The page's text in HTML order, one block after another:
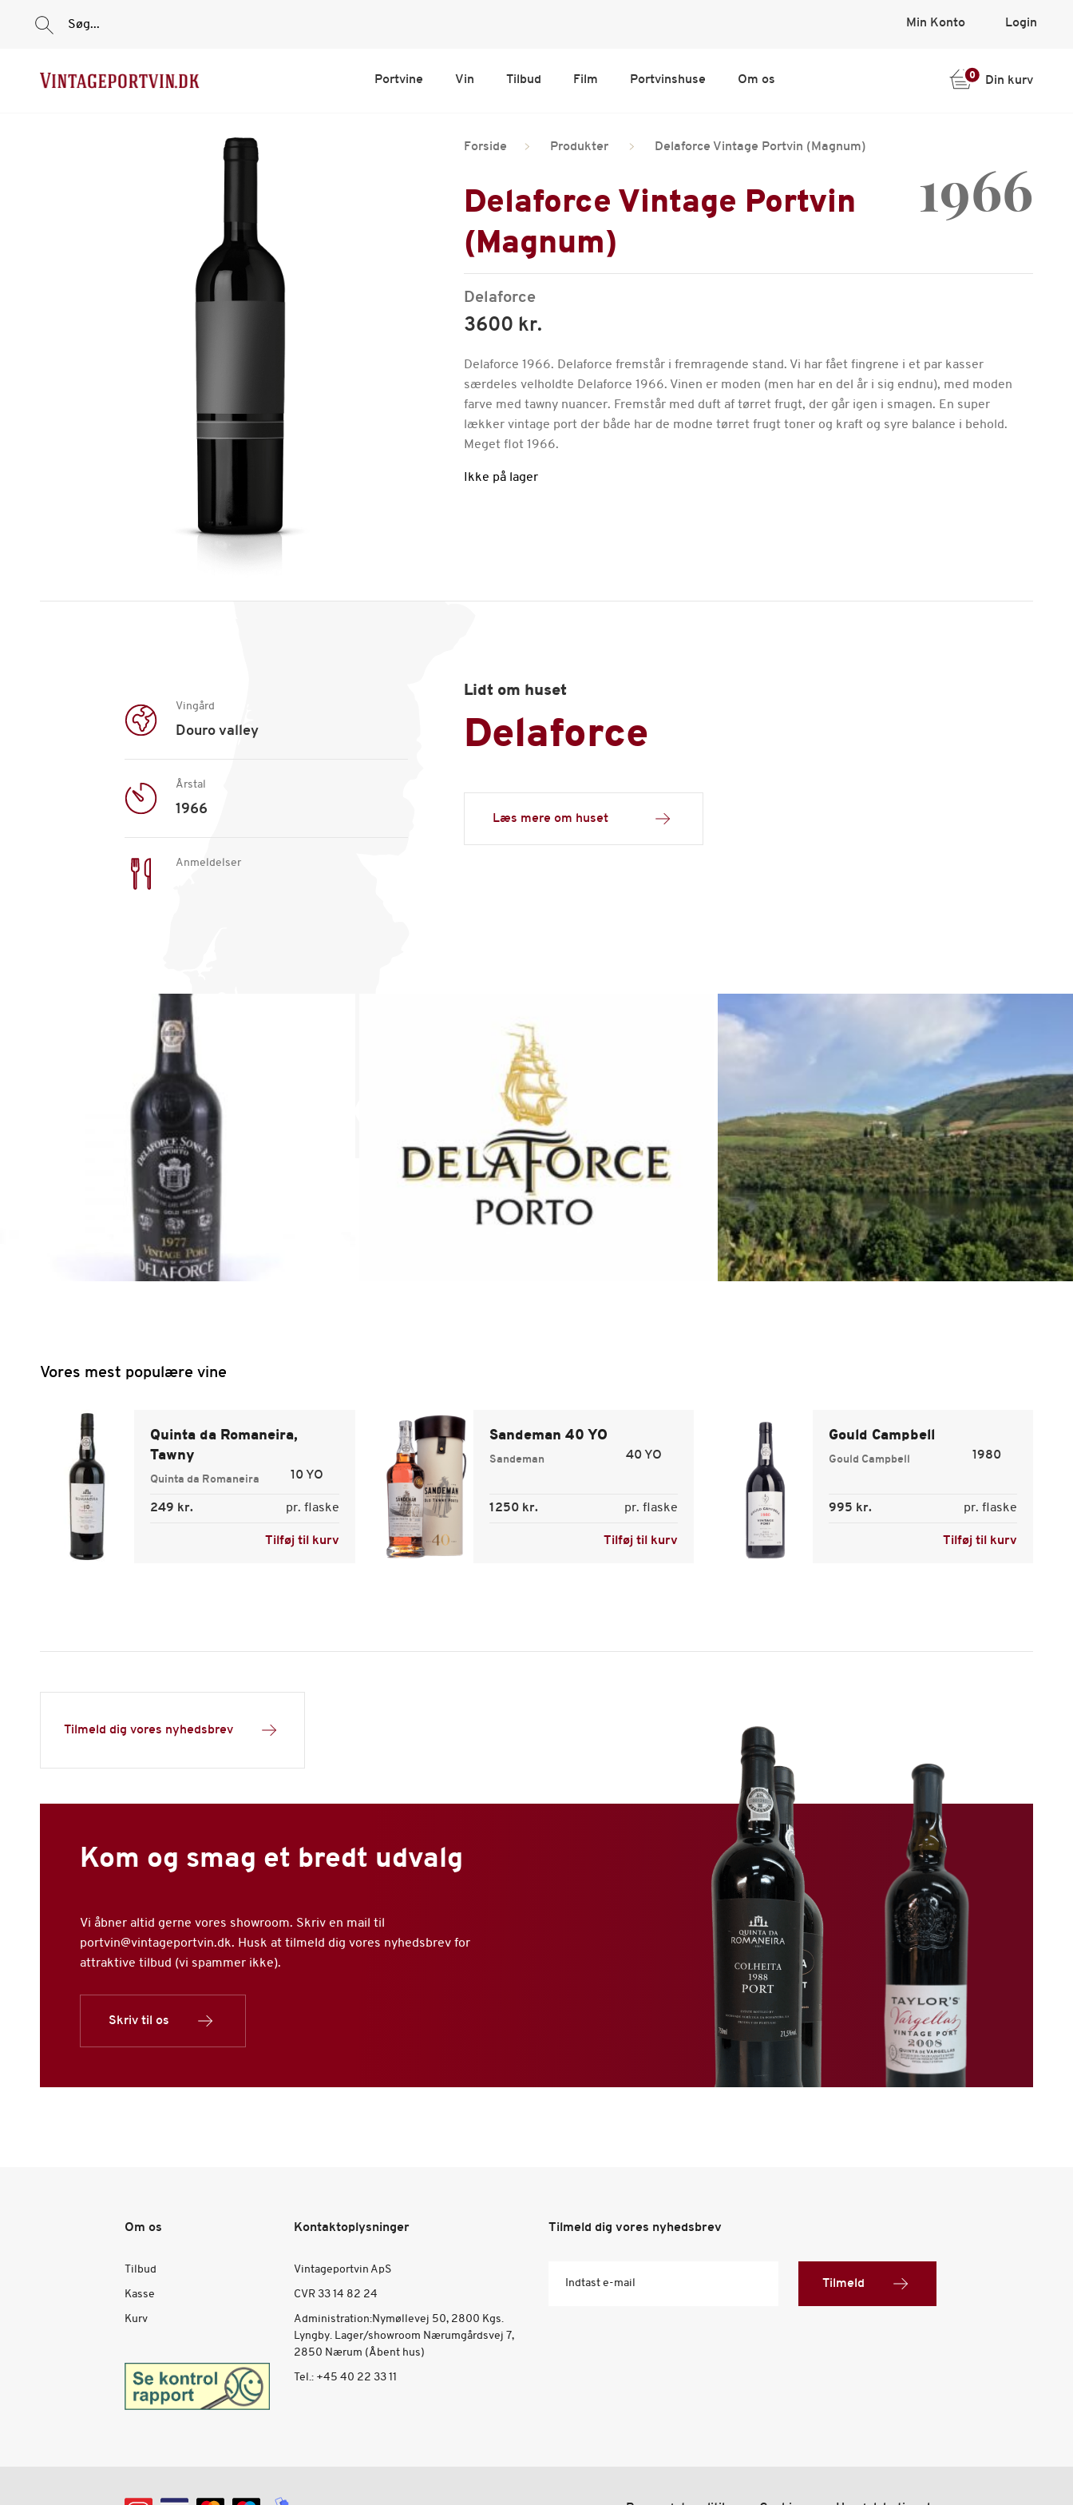
Søg... Min Konto Login
Portvine Vin Tilbud Film Portvinshuse Om os 0 Din kurv
Forside Produkter Delaforce Vintage Portvin (Magnum)
Delaforce Vintage Portvin
(Magnum)
1966
Delaforce
3600 kr.
Delaforce 1966. Delaforce fremstår i fremragende stand. Vi har fået fingrene i et par kasser
særdeles velholdte Delaforce 1966. Vinen er moden (men har en del år i sig endnu), med moden
farve med tawny nuancer. Fremstår med duft af tørret frugt, der går igen i smagen. En super
lækker vintage port der både har de modne tørret frugt toner og kraft og syre balance i behold.
Meget flot 1966.
Ikke på lager
Vingård
Douro valley
Årstal
1966
Anmeldelser
Lidt om huset
Delaforce
Læs mere om huset
Vores mest populære vine
Quinta da Romaneira,
Tawny
Quinta da Romaneira 10 YO
249 kr. pr. flaske
Tilføj til kurv
Sandeman 40 YO
Sandeman 40 YO
1250 kr. pr. flaske
Tilføj til kurv
Gould Campbell
Gould Campbell 1980
995 kr. pr. flaske
Tilføj til kurv
Tilmeld dig vores nyhedsbrev
Kom og smag et bredt udvalg
Vi åbner altid gerne vores showroom. Skriv en mail til
portvin@vintageportvin.dk. Husk at tilmeld dig vores nyhedsbrev for
attraktive tilbud (vi spammer ikke).
Skriv til os
Om os
Tilbud
Kasse
Kurv
Kontaktoplysninger
Vintageportvin ApS
CVR 33 14 82 24
Administration:Nymøllevej 50, 2800 Kgs.
Lyngby. Lager/showroom Nærumgårdsvej 7,
2850 Nærum (Åbent hus)
Tel.: +45 40 22 33 11
Tilmeld dig vores nyhedsbrev
Indtast e-mail Tilmeld